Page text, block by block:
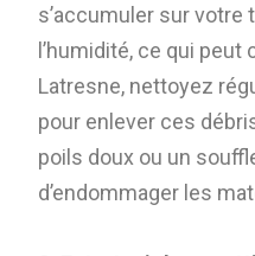
s’accumuler sur votre
l’humidité, ce qui
Latresne, nettoyez
pour enlever ces
poils doux ou un
d’endommager les